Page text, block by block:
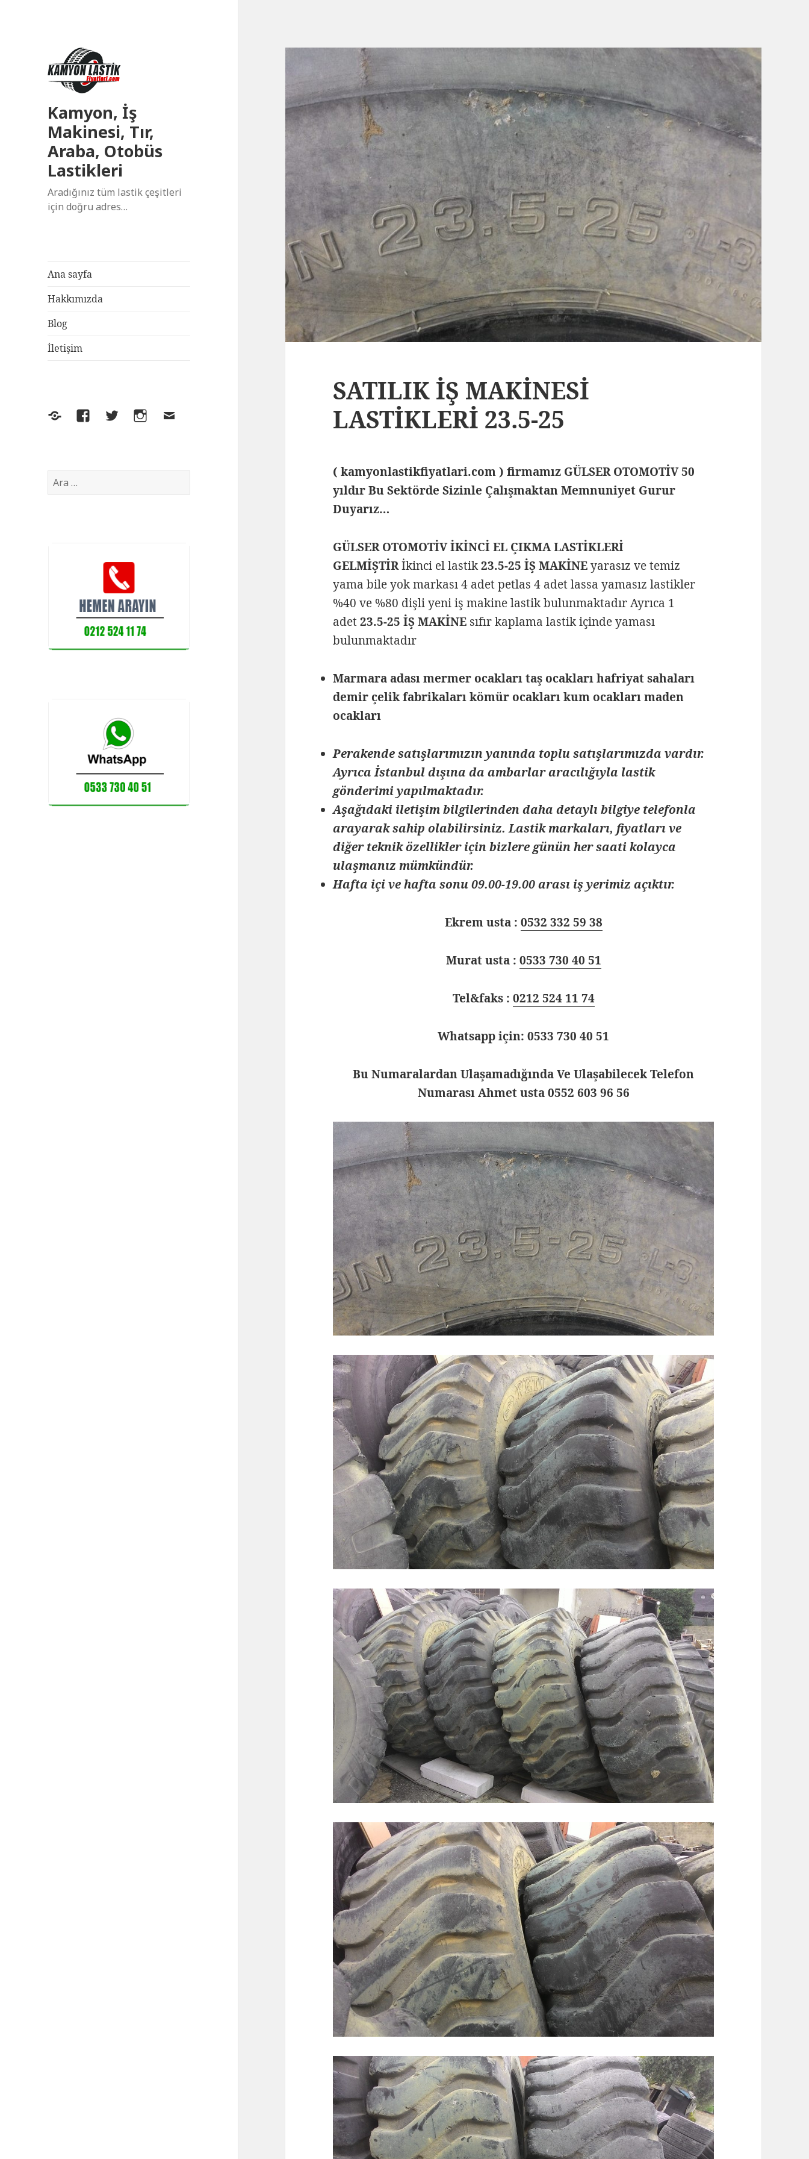
Kamyon, İş
Makinesi, Tır,
Araba, Otobüs
Lastikleri
Aradığınız tüm lastik çeşitleri
için doğru adres…
Ana sayfa
Hakkımızda
Blog
İletişim
Yelp FacebookTwitterInstagram
E-
Arama:
SATILIK İŞ MAKİNESİ
LASTİKLERİ 23.5-25
( kamyonlastikfiyatlari.com ) firmamız GÜLSER OTOMOTİV 50
yıldır Bu Sektörde Sizinle Çalışmaktan Memnuniyet Gurur
Duyarız…
GÜLSER OTOMOTİV İKİNCİ EL ÇIKMA LASTİKLERİ
GELMİŞTİRİkinci el lastik23.5-25 İŞ MAKİNEyarasız ve temiz
yama bile yok markası 4 adet petlas 4 adet lassa yamasız lastikler
%40 ve %80 dişli yeni iş makine lastik bulunmaktadır Ayrıca 1
adet23.5-25 İŞ MAKİNE sıfır kaplama lastik içinde yaması
bulunmaktadır
Marmara adası mermer ocakları taş ocakları hafriyat sahaları
demir çelik fabrikaları kömür ocakları kum ocakları maden
ocakları
Perakende satışlarımızın yanında toplu satışlarımızda vardır.
Ayrıca İstanbul dışına da ambarlar aracılığıyla lastik
gönderimi yapılmaktadır.
Aşağıdaki iletişim bilgilerinden daha detaylı bilgiye telefonla
arayarak sahip olabilirsiniz. Lastik markaları, fiyatları ve
diğer teknik özellikler için bizlere günün her saati kolayca
ulaşmanız mümkündür.
Hafta içi ve hafta sonu 09.00-19.00 arası iş yerimiz açıktır.
Ekrem usta : 0532 332 59 38
Murat usta : 0533 730 40 51
Tel&faks : 0212 524 11 74
Whatsapp için: 0533 730 40 51
Bu Numaralardan Ulaşamadığında Ve Ulaşabilecek Telefon
Numarası Ahmet usta 0552 603 96 56